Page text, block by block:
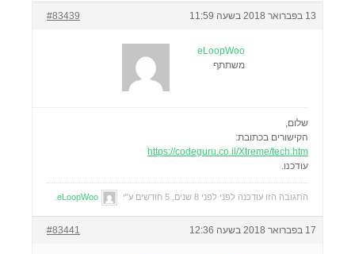
13 בפברואר 2018 בשעה 11:59 #83439
eLoopWoo
משתתף
שלום,
הקישורים בכתובת:
https://codeguru.co.il/Xtreme/tech.htm
עודכנו.
התגובה הזו עודכנה לפני לפני 8 שנים, 5 חודשים ע"י eLoopWoo
17 בפברואר 2018 בשעה 12:36 #83441